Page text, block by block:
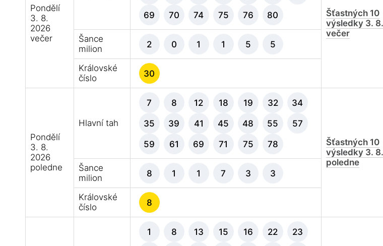
Pondělí
3. 8.
2026
večer
69 70 74 75 76 80
Šťastných 10
výsledky 3.
večer
Šance
milion
2 0 1 1 5 5
Královské
číslo
30
Pondělí
3. 8.
2026
poledne
Hlavní tah
7 8 12 18 19 32 34
35 39 41 45 48 55 57
59 61 69 71 75 78
Šťastných 10
výsledky 3.
poledne
Šance
milion
8 1 1 7 3 3
Královské
číslo
8
1 8 13 15 16 22 23